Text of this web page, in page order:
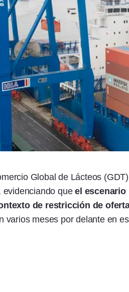
Global de Lácteos
evidenciando queel escenario
de restricción de
varios meses por delante en